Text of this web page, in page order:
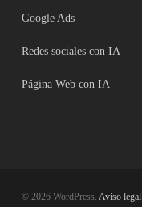
Google Ads
Redes sociales con IA
Página Web con IA
© 2026 WordPress. Aviso legal